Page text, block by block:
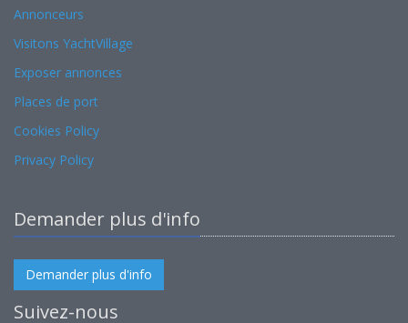
Annonceurs
Visitons YachtVillage
Exposer annonces
Places de port
Cookies Policy
Privacy Policy
Demander plus d'info
Demander plus d'info
Suivez-nous